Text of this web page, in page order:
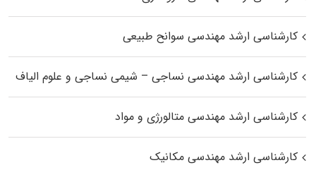
کارشناسی ارشد مهندسی سوانح طبیعی
کارشناسی ارشد مهندسی نساجی – شیمی نساجی و علوم الیاف
کارشناسی ارشد مهندسی متالورژی و مواد
کارشناسی ارشد مهندسی مکانیک